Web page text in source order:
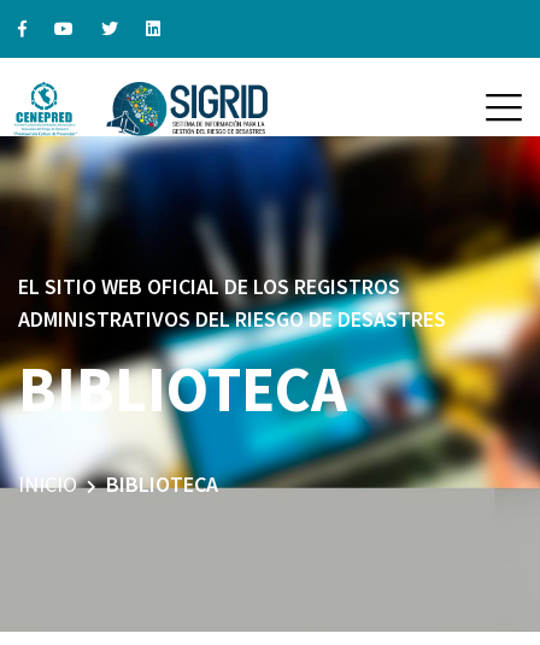
EL SITIO WEB OFICIAL DE LOS REGISTROS
ADMINISTRATIVOS DEL RIESGO DE DESASTRES
BIBLIOTECA
INICIO BIBLIOTECA